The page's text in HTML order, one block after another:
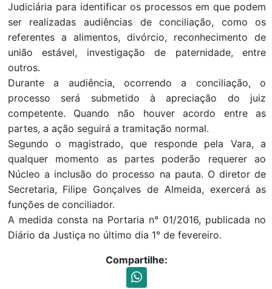
Judiciária para identificar os processos em que podem
ser realizadas audiências de conciliação, como os
referentes a alimentos, divórcio, reconhecimento de
união estável, investigação de paternidade, entre
outros.
Durante a audiência, ocorrendo a conciliação, o
processo será submetido à apreciação do juiz
competente. Quando não houver acordo entre as
partes, a ação seguirá a tramitação normal.
Segundo o magistrado, que responde pela Vara, a
qualquer momento as partes poderão requerer ao
Núcleo a inclusão do processo na pauta. O diretor de
Secretaria, Filipe Gonçalves de Almeida, exercerá as
funções de conciliador.
A medida consta na Portaria n° 01/2016, publicada no
Diário da Justiça no último dia 1° de fevereiro.
Compartilhe: